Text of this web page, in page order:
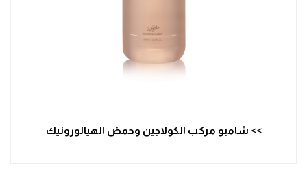
>> شامبو مركب الكولاجين وحمض الهيالورونيك